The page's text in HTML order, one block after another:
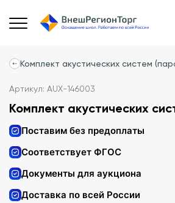
Комплект акустических систем
Артикул: AUX-146003
Комплект акустических
Поставим без предоплаты
Соответствует ФГОС
Документы для аукциона
Доставка по всей России